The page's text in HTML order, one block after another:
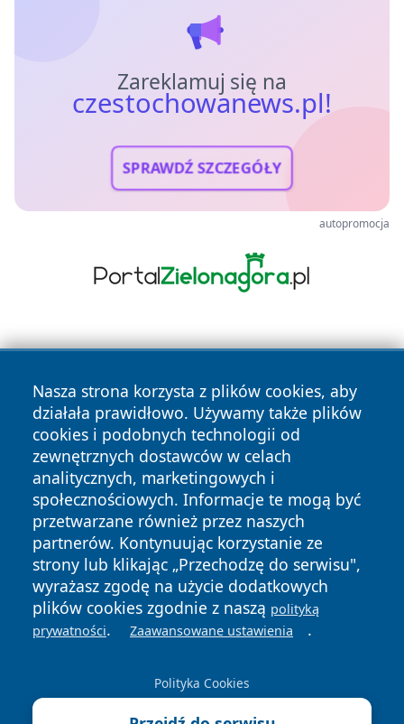
Zareklamuj się na
czestochowanews.pl!
SPRAWDŹ SZCZEGÓŁY
autopromocja
Nasza strona korzysta z plików cookies, aby
działała prawidłowo. Używamy także plików
cookies i podobnych technologii od
zewnętrznych dostawców w celach
analitycznych, marketingowych i
społecznościowych. Informacje te mogą być
przetwarzane również przez naszych
partnerów. Kontynuując korzystanie ze
strony lub klikając „Przechodzę do serwisu",
wyrażasz zgodę na użycie dodatkowych
plików cookies zgodnie z naszą polityką
prywatności. Zaawansowane ustawienia .
Polityka Cookies
Copyright © 2026 czestochowanews.pl Wszystkie prawa
zastrzeżone.
News Autorzy
Polityka
Prywatności
Polityka
Cookies
cześć